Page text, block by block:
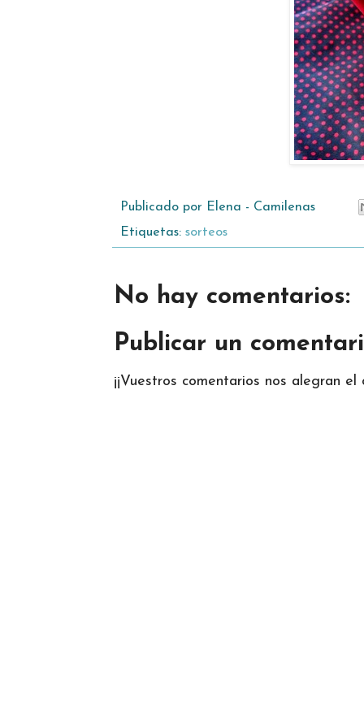
Publicado por Elena - Camilenas
Etiquetas: sorteos
No hay comentarios:
Publicar un
¡¡Vuestros comentarios nos alegran el